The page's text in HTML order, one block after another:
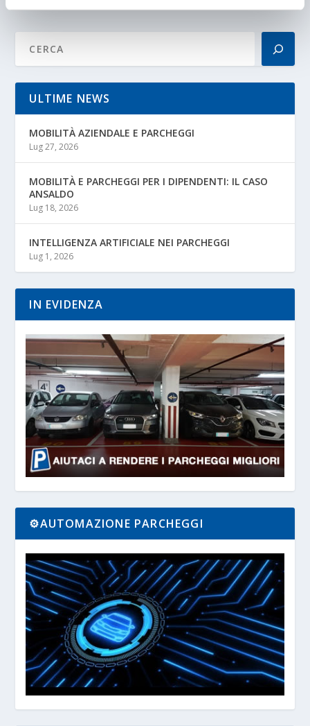
ULTIME NEWS
MOBILITÀ AZIENDALE E PARCHEGGI
Lug 27, 2026
MOBILITÀ E PARCHEGGI PER I DIPENDENTI: IL CASO
ANSALDO
Lug 18, 2026
INTELLIGENZA ARTIFICIALE NEI PARCHEGGI
Lug 1, 2026
IN EVIDENZA
⚙️AUTOMAZIONE PARCHEGGI